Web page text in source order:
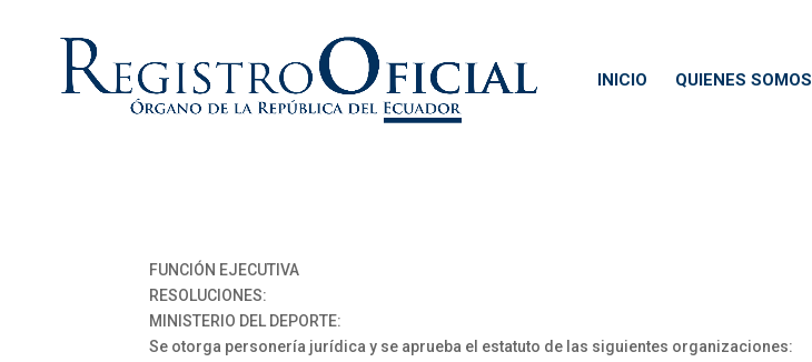
INICIO QUIENES SOMOS
FUNCIÓN EJECUTIVA
RESOLUCIONES:
MINISTERIO DEL DEPORTE:
Se otorga personería jurídica y se aprueba el estatuto de las siguientes organizaciones: